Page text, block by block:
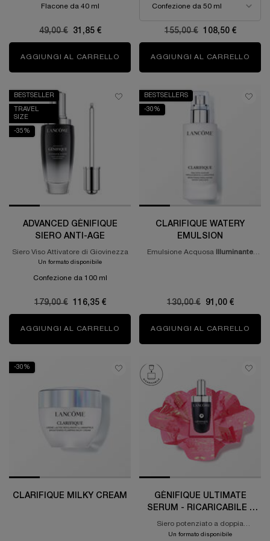
Flacone da 40 ml
Old price
49,00 € New price
31,85 €
AGGIUNGI AL CARRELLO UV EXPERT SUPRA SCREEN SPF 50+
Old price
155,00 € New price
108,50 €
AGGIUNGI AL CARRELLO
BESTSELLER
TRAVEL
SIZE
-35%
ADVANCED GÉNIFIQUE
SIERO ANTI-AGE
Siero Viso Attivatore di Giovinezza
Un formato disponibile
Confezione da 100 ml
Old price
179,00 € New price
116,35 €
AGGIUNGI AL CARRELLO ADVANCED GÉNIFIQUE SIERO ANTI-
BESTSELLERS
-30%
CLARIFIQUE WATERY
EMULSION
Emulsione Acquosa
Illuminante
Old price
130,00 € New price
91,00 €
AGGIUNGI AL CARRELLO
-30%
CLARIFIQUE MILKY CREAM
GÉNIFIQUE ULTIMATE
SERUM - RICARICABILE -
EDIZIONE LIMITATA ANNO
NUOVO SIERO RIPARATORE
Siero potenziato a doppia
riparazione
Un formato disponibile